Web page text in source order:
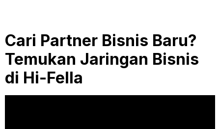
Cari Partner Bisnis Baru?
Temukan Jaringan Bisnis
di Hi-Fella